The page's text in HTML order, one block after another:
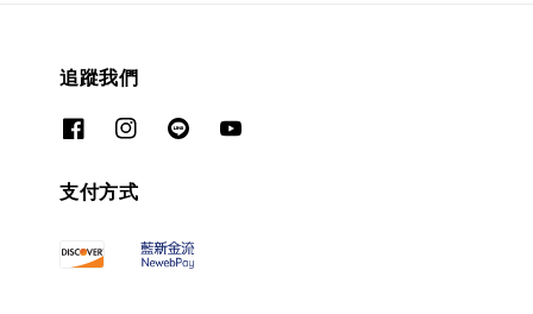
追蹤我們
支付方式